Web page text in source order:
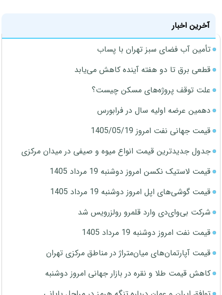
آخرین اخبار
تأمین آب فضای سبز تهران با پساب
قطعی برق تا دو هفته آینده کاهش می‌یابد
علت توقف پروژه‌های مسکن چیست؟
دهمین عرضه اولیه سال در فرابورس
قیمت جهانی نفت امروز 1405/05/19
جدول جدیدترین قیمت انواع میوه و صیفی در میدان مرکزی
قیمت لاستیک نکسن امروز دوشنبه 19 مرداد 1405
قیمت گوشی‌های اپل امروز دوشنبه 19 مرداد 1405
شرکت بی‌وای‌دی وارد قلمرو رولزرویس شد
قیمت نفت امروز دوشنبه 19 مرداد 1405
قیمت آپارتمان‌های میان‌متراژ در مناطق مرکزی تهران
کاهش قیمت طلا و نقره در بازار جهانی امروز دوشنبه